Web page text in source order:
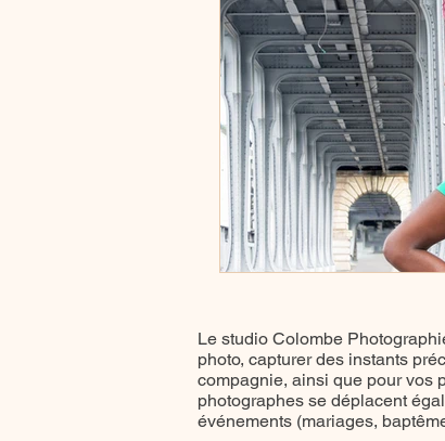
Le studio Colombe
photo, capturer des instants
compagnie, ainsi que pour vos
photographes se déplacent
événements (mariages,